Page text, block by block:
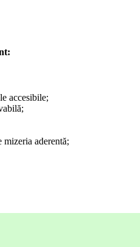
accesibile;
mizeria aderentă;